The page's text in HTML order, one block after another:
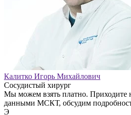
Калитко Игорь Михайлович
Сосудистый хирург
Мы можем взять платно. Приходите
данными МСКТ, обсудим
Э